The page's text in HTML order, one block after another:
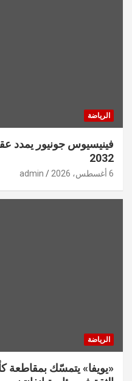
الرياضة
فينيسيوس جونيور يمدد
2032
6 أغسطس، 2026 admin
الرياضة
«يويفا» يتمسّك بمقاطعة